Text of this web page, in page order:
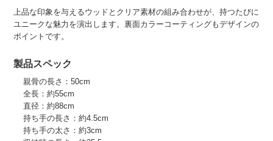
上品な印象を与えるウッドとクリア素材の組み合わせが、持つたびに
ユニークな魅力を演出します。裏面カラーコーティングもデザインの
ポイントです。
製品スペック
親骨の長さ：50cm
全長：約55cm
直径：約88cm
持ち手の長さ：約4.5cm
持ち手の太さ：約3cm